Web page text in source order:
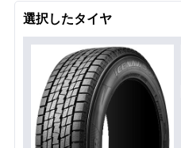
選択したタイヤ